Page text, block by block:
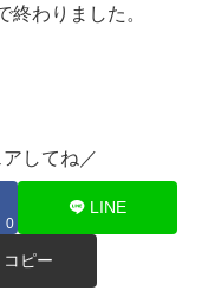
終わりました。
してね／
0
LINE
コピー